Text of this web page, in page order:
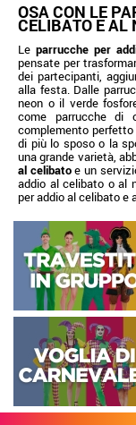
OSA CON LE
CELIBATO E AL
Le parrucche per
pensate per
dei partecipanti,
alla festa. Dalle
neon o il verde
come parrucche di
complemento
di più lo sposo o la
una grande varietà,
al celibatoe un
addio al celibato o al
per addio al celibato e